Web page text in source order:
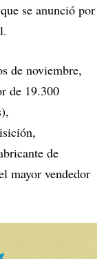
se anunció por
de noviembre,
de 19.300
de
mayor vendedor